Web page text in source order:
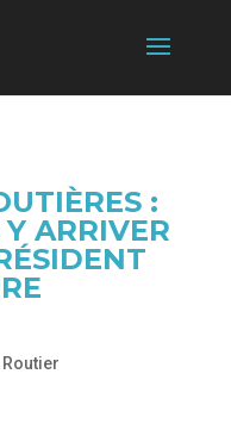
:
ARRIVER
Routier